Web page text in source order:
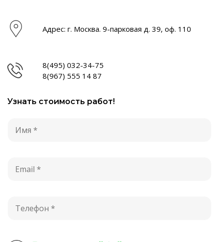
Адрес: г. Москва. 9-парковая д. 39, оф. 110
8(495) 032-34-75
8(967) 555 14 87
Узнать стоимость работ!